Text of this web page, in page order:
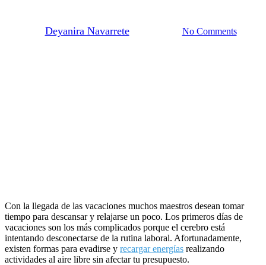
Deyanira NavarreteJune 27, 2024 No Comments
Con la llegada de las vacaciones muchos maestros desean tomar
tiempo para descansar y relajarse un poco. Los primeros días de
vacaciones son los más complicados porque el cerebro está
intentando desconectarse de la rutina laboral. Afortunadamente,
existen formas para evadirse y recargar energías realizando
actividades al aire libre sin afectar tu presupuesto.